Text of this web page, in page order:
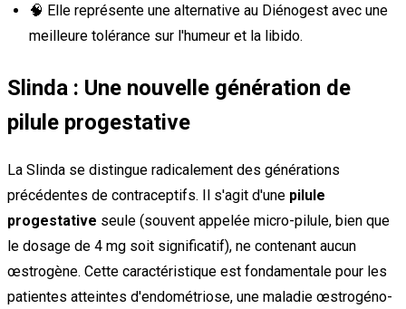
🧠 Elle représente une alternative au Diénogest avec une
meilleure tolérance sur l'humeur et la libido.
Slinda : Une nouvelle génération de
pilule progestative
La Slinda se distingue radicalement des générations
précédentes de contraceptifs. Il s'agit d'une pilule
progestative seule (souvent appelée micro-pilule, bien que
le dosage de 4 mg soit significatif), ne contenant aucun
œstrogène. Cette caractéristique est fondamentale pour les
patientes atteintes d'endométriose, une maladie œstrogéno-